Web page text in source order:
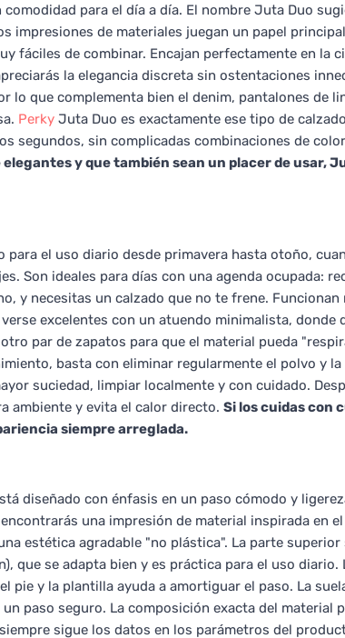
para el día a día. El nombre Juta Duo
impresiones de materiales juegan un papel
fáciles de combinar. Encajan perfectamente en la
la elegancia discreta sin ostentaciones
lo que complementa bien el denim, pantalones de
Perky Juta Duo es exactamente ese tipo de
segundos, sin complicadas combinaciones de
y que también sean un placer de usar,
para el uso diario desde primavera hasta otoño,
Son ideales para días con una agenda ocupada:
y necesitas un calzado que no te frene.
excelentes con un atuendo minimalista, donde
par de zapatos para que el material pueda
basta con eliminar regularmente el polvo y
suciedad, limpiar localmente y con cuidado.
ambiente y evita el calor directo. Si los cuidas con
siempre arreglada.
diseñado con énfasis en un paso cómodo y
una impresión de material inspirada en
estética agradable "no plástica". La parte
que se adapta bien y es práctica para el uso
pie y la plantilla ayuda a amortiguar el paso. La
paso seguro. La composición exacta del material
sigue los datos en los parámetros del